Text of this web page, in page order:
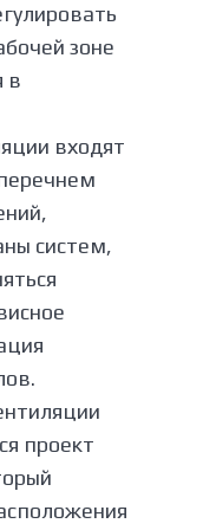
зоне
в
входят
систем,
проект